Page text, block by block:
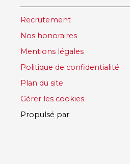
Recrutement
Nos honoraires
Mentions légales
Politique de confidentialité
Plan du site
Gérer les cookies
Propulsé par